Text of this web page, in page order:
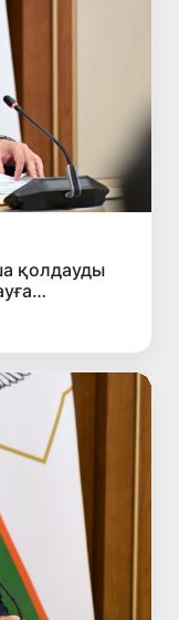
қолдауды